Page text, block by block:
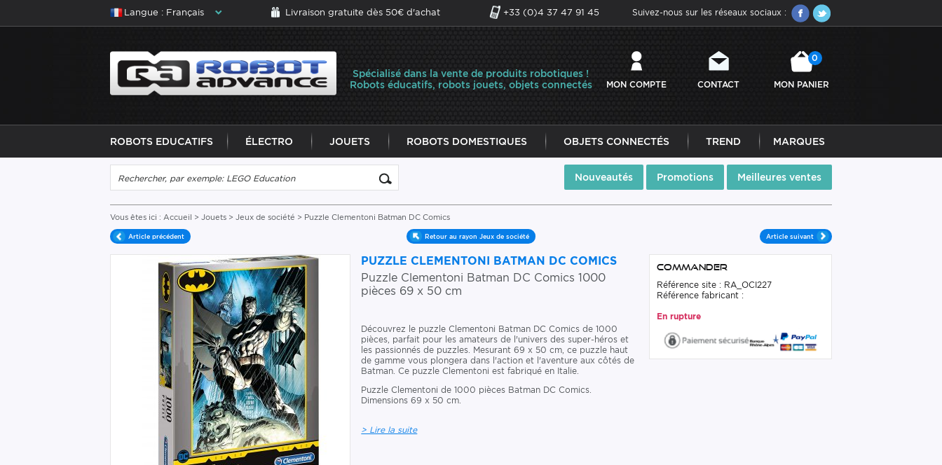
Langue : Français Livraison gratuite dès 50€ d'achat +33 (0)4 37 47 91 45 Suivez-nous sur les réseaux sociaux :
Spécialisé dans la vente de produits robotiques !
Robots éducatifs, robots jouets, objets connectés
MON COMPTE CONTACT MON PANIER
0
ROBOTS EDUCATIFS ÉLECTRO JOUETS ROBOTS DOMESTIQUES OBJETS CONNECTÉS TREND MARQUES
Nouveautés Promotions Meilleures ventes
Vous êtes ici : Accueil > Jouets > Jeux de société > Puzzle Clementoni Batman DC Comics
Article précédent Retour au rayon Jeux de société Article suivant
PUZZLE CLEMENTONI BATMAN DC COMICS
Puzzle Clementoni Batman DC Comics 1000
pièces 69 x 50 cm
Découvrez le puzzle Clementoni Batman DC Comics de 1000
pièces, parfait pour les amateurs de l'univers des super-héros et
les passionnés de puzzles. Mesurant 69 x 50 cm, ce puzzle haut
de gamme vous plongera dans l'action et l'aventure aux côtés de
Batman. Ce puzzle Clementoni est fabriqué en Italie.
Puzzle Clementoni de 1000 pièces Batman DC Comics.
Dimensions 69 x 50 cm.
> Lire la suite
Commander
Référence site : RA_OCI227
Référence fabricant :
En rupture